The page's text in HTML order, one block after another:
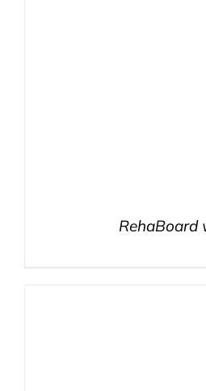
RehaBoard